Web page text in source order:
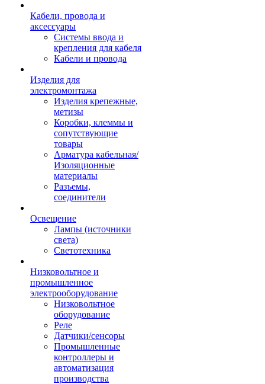
Кабели, провода и
аксессуары
Системы ввода и
крепления для кабеля
Кабели и провода
Изделия для
электромонтажа
Изделия крепежные,
метизы
Коробки, клеммы и
сопутствующие
товары
Арматура кабельная/
Изоляционные
материалы
Разъемы,
соединители
Освещение
Лампы (источники
света)
Светотехника
Низковольтное и
промышленное
электрооборудование
Низковольтное
оборудование
Реле
Датчики/сенсоры
Промышленные
контроллеры и
автоматизация
производства